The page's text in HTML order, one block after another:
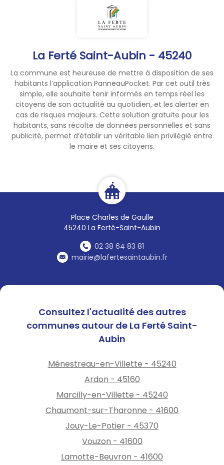
La Ferté Saint-Aubin - 45240
La commune est heureuse de mettre à disposition de ses
habitants l’application PanneauPocket. Par cet outil très
simple, elle souhaite tenir informés en temps réel les
citoyens de son actualité au quotidien, et les alerter en
cas de risques majeurs. Cette solution gratuite pour les
habitants, sans récolte de données personnelles et sans
publicité, permet d’établir un véritable lien privilégié entre
le maire et ses citoyens.
Place Charles de Gaulle
45240 La Ferté-Saint-Aubin
02 38 64 83 81
mairie@lafertesaintaubin.fr
référer aux informations
officielles diffusées sur notre
https://smictomdesologne.co
m/index.php/page/adresses-
horaires
Nous vous remercions de
votre compréhension.
Consultez l'actualité des autres
communes autour de La Ferté Saint-
Aubin
Ménestreau-en-Villette - 45240
Ardon - 45160
Marcilly-en-Villette - 45240
Chaumont-sur-Tharonne - 41600
Jouy-Le-Potier - 45370
Vouzon - 41600
Lamotte-Beuvron - 41600